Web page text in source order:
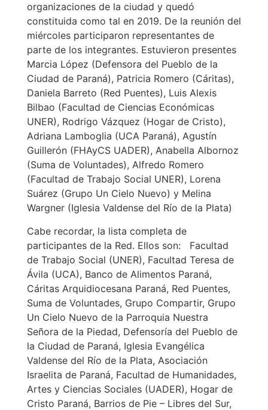
organizaciones de la ciudad y quedó
constituida como tal en 2019. De la reunión del
miércoles participaron representantes de
parte de los integrantes. Estuvieron presentes
Marcia López (Defensora del Pueblo de la
Ciudad de Paraná), Patricia Romero (Cáritas),
Daniela Barreto (Red Puentes), Luis Alexis
Bilbao (Facultad de Ciencias Económicas
UNER), Rodrigo Vázquez (Hogar de Cristo),
Adriana Lamboglia (UCA Paraná), Agustín
Guillerón (FHAyCS UADER), Anabella Albornoz
(Suma de Voluntades), Alfredo Romero
(Facultad de Trabajo Social UNER), Lorena
Suárez (Grupo Un Cielo Nuevo) y Melina
Wargner (Iglesia Valdense del Río de la Plata)
Cabe recordar, la lista completa de
participantes de la Red. Ellos son: Facultad
de Trabajo Social (UNER), Facultad Teresa de
Ávila (UCA), Banco de Alimentos Paraná,
Cáritas Arquidiocesana Paraná, Red Puentes,
Suma de Voluntades, Grupo Compartir, Grupo
Un Cielo Nuevo de la Parroquia Nuestra
Señora de la Piedad, Defensoría del Pueblo de
la Ciudad de Paraná, Iglesia Evangélica
Valdense del Río de la Plata, Asociación
Israelita de Paraná, Facultad de Humanidades,
Artes y Ciencias Sociales (UADER), Hogar de
Cristo Paraná, Barrios de Pie – Libres del Sur,